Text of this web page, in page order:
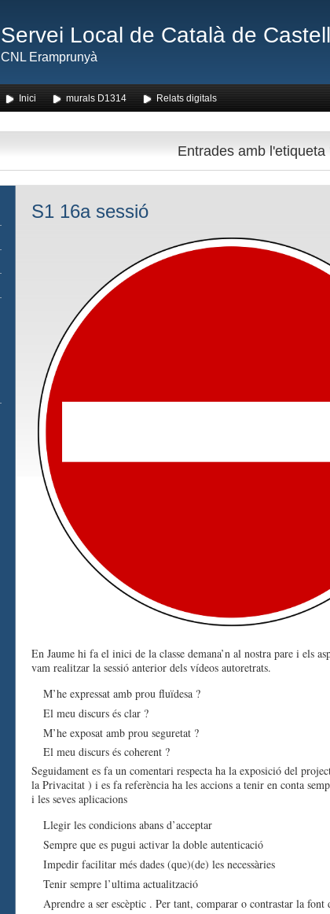
Servei Local de Català de
CNL Eramprunyà
Inici murals D1314 Relats digitals
Entrades amb l'etiqueta
S1 16a sessió
En Jaume hi fa el inici de la classe demana’n al nostra pare i els
vam realitzar la sessió anterior dels vídeos autoretrats.
M’he expressat amb prou fluïdesa ?
El meu discurs és clar ?
M’he exposat amb prou seguretat ?
El meu discurs és coherent ?
Seguidament es fa un comentari respecta ha la exposició del
la Privacitat ) i es fa referència ha les accions a tenir en conta
i les seves aplicacions
Llegir les condicions abans d’acceptar
Sempre que es pugui activar la doble autenticació
Impedir facilitar més dades (que)(de) les necessàries
Tenir sempre l’ultima actualització
Aprendre a ser escèptic . Per tant, comparar o contrastar la